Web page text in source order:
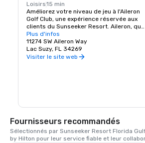
Loisirs15 min
Améliorez votre niveau de jeu à l'Aileron
Golf Club, une expérience réservée aux
clients du Sunseeker Resort. Aileron, qui
signifie « petite aile » en français, tire
son nom du bord arrière d'une aile
d'avion, qui aide à la stabilisation et à la
direction pendant le vol. Tout comme les
originale à Port Charlotte. Ici, vous ferez
l'expérience du golf tel qu'il était censé
être joué toute l'année.
Plus d'infos
11274 SW Aileron Way
Lac Suzy, FL 34269
Visiter le site web
Fournisseurs recommandés
Sélectionnés par Sunseeker Resort Florida
by Hilton pour leur service fiable et leur